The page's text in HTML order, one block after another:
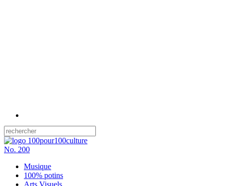
No. 200
Musique
100% potins
Arts Visuels